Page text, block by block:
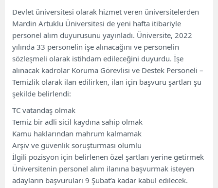
Devlet üniversitesi olarak hizmet veren üniversitelerden
Mardin Artuklu Üniversitesi de yeni hafta itibariyle
personel alım duyurusunu yayınladı. Üniversite, 2022
yılında 33 personelin işe alınacağını ve personelin
sözleşmeli olarak istihdam edileceğini duyurdu. İşe
alınacak kadrolar Koruma Görevlisi ve Destek Personeli –
Temizlik olarak ilan edilirken, ilan için başvuru şartları şu
şekilde belirlendi:
TC vatandaş olmak
Temiz bir adli sicil kaydına sahip olmak
Kamu haklarından mahrum kalmamak
Arşiv ve güvenlik soruşturması olumlu
İlgili pozisyon için belirlenen özel şartları yerine getirmek
Üniversitenin personel alım ilanına başvurmak isteyen
adayların başvuruları 9 Şubat’a kadar kabul edilecek.